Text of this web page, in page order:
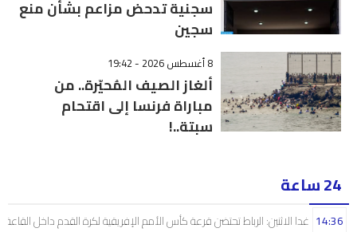
سجنية تدحض مزاعم بشأن منع
سجين
8 أغسطس 2026 - 19:42
ألغاز الصيف المُحيّرة.. من
مباراة فرنسا إلى اقتحام
سبتة..!
24 ساعة
غدا الاثنين: الرباط تحتضن قرعة كأس الأمم الإفريقية لكرة القدم داخل القاعة 14:36